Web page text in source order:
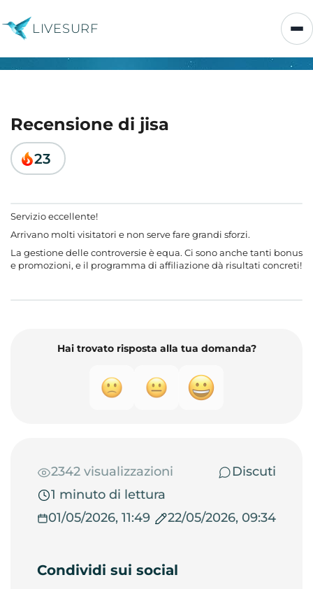
LIVESURF
Recensione di jisa
23
Servizio eccellente!
Arrivano molti visitatori e non serve fare grandi sforzi.
La gestione delle controversie è equa. Ci sono anche tanti bonus
e promozioni, e il programma di affiliazione dà risultati concreti!
Hai trovato risposta alla tua domanda?
2342 visualizzazioni
Discuti
1 minuto di lettura
01/05/2026, 11:49
22/05/2026, 09:34
Condividi sui social